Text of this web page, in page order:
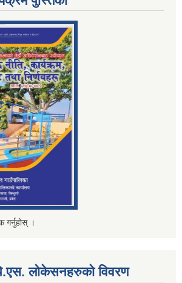
गर्नुहोस् ।
लोकेसनहरुको विवरण